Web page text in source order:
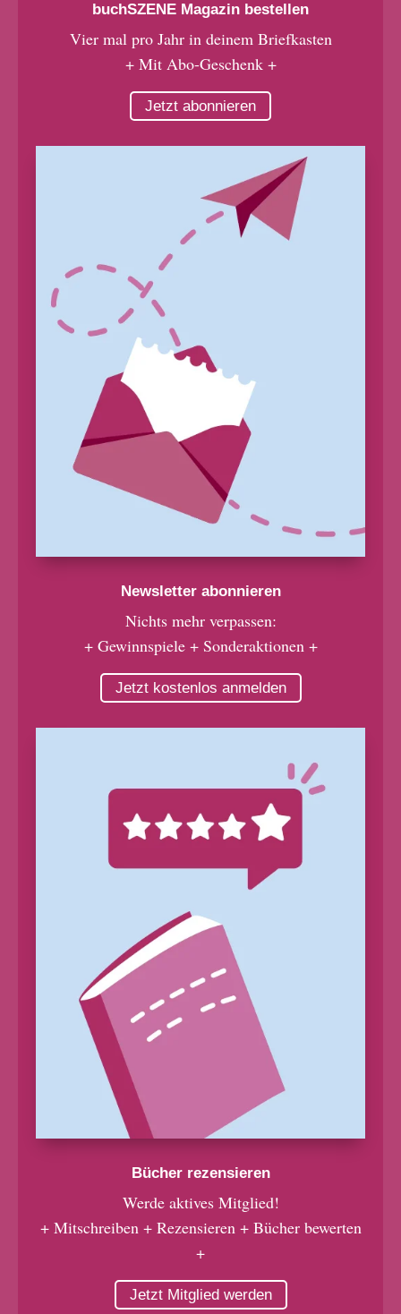
buchSZENE Magazin bestellen
Vier mal pro Jahr in deinem Briefkasten
+ Mit Abo-Geschenk +
Jetzt abonnieren
Newsletter abonnieren
Nichts mehr verpassen:
+ Gewinnspiele + Sonderaktionen +
Jetzt kostenlos anmelden
Bücher rezensieren
Werde aktives Mitglied!
+ Mitschreiben + Rezensieren + Bücher bewerten
+
Jetzt Mitglied werden